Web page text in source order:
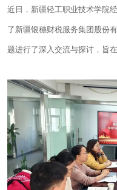
新疆乌市新医路89号新星大厦14楼
近日，新疆轻工职业技术学院
了新疆银穗财税服务集团股份
题进行了深入交流与探讨，旨